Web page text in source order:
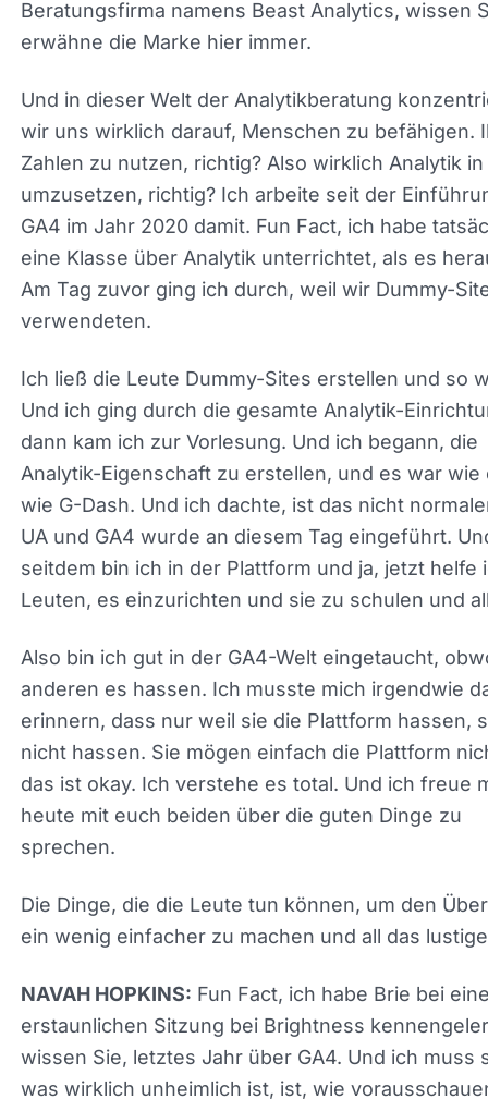
Und in dieser Welt der Analytikberatung
wir uns wirklich darauf, Menschen zu befähigen.
Aktion umzusetzen, richtig? Ich arbeite seit der
Einführung von GA4 im Jahr 2020 damit. Fun
habe tatsächlich eine Klasse über Analytik
als es herauskam. Am Tag zuvor ging ich durch,
wir Dummy-Sites verwendeten.
Ich ließ die Leute Dummy-Sites erstellen und so
Und ich ging durch die gesamte Analytik-
Analytik-Eigenschaft zu erstellen, und es war wie
wie G-Dash. Und ich dachte, ist das nicht
normalerweise UA und GA4 wurde an diesem Tag
eingeführt. Und seitdem bin ich in der Plattform
jetzt helfe ich Leuten, es einzurichten und sie zu
schulen und all das.
Also bin ich gut in der GA4-Welt eingetaucht,
daran erinnern, dass nur weil sie die Plattform
sie mich nicht hassen. Sie mögen einfach die
nicht, aber das ist okay. Ich verstehe es total.
freue mich, heute mit euch beiden über die guten
Dinge zu sprechen.
Die Dinge, die die Leute tun können, um den
Zeug.
erstaunlichen Sitzung bei Brightness
wissen Sie, letztes Jahr über GA4. Und ich muss
was wirklich unheimlich ist, ist, wie
einige Ihrer Einblicke sind. Also bin ich wirklich